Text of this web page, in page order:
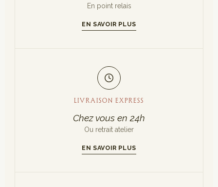
En point relais
EN SAVOIR PLUS
LIVRAISON EXPRESS
Chez vous en 24h
Ou retrait atelier
EN SAVOIR PLUS